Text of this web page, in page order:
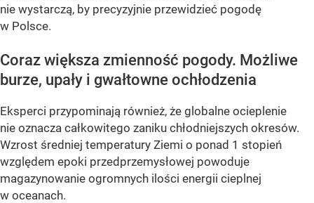
nie wystarczą, by precyzyjnie przewidzieć pogodę
w Polsce.
Coraz większa zmienność pogody. Możliwe
burze, upały i gwałtowne ochłodzenia
Eksperci przypominają również, że globalne ocieplenie
nie oznacza całkowitego zaniku chłodniejszych okresów.
Wzrost średniej temperatury Ziemi o ponad 1 stopień
względem epoki przedprzemysłowej powoduje
magazynowanie ogromnych ilości energii cieplnej
w oceanach.